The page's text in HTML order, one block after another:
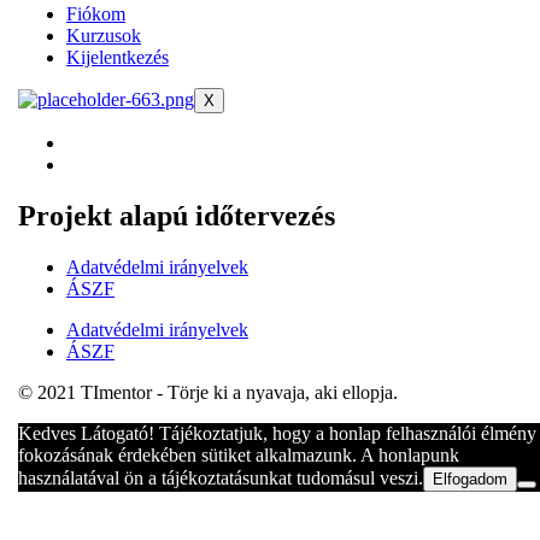
Fiókom
Kurzusok
Kijelentkezés
X
Projekt alapú időtervezés
Adatvédelmi irányelvek
ÁSZF
Adatvédelmi irányelvek
ÁSZF
© 2021 TImentor - Törje ki a nyavaja, aki ellopja.
Kedves Látogató! Tájékoztatjuk, hogy a honlap felhasználói élmény
fokozásának érdekében sütiket alkalmazunk. A honlapunk
használatával ön a tájékoztatásunkat tudomásul veszi.
Elfogadom